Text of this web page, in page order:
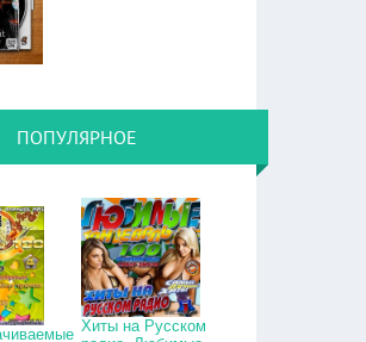
ПОПУЛЯРНОЕ
Хиты на Русском